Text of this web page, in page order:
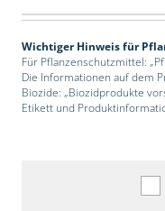
Wichtiger Hinweis für
Für Pflanzenschutzmittel:
Die Informationen auf dem
Biozide: „Biozidprodukte
Etikett und